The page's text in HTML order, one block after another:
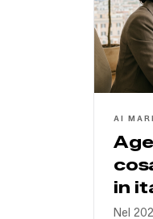
AI
in
Nel